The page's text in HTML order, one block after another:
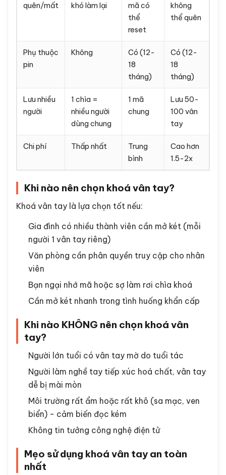
quên/mất
khó làm lại
mã có
thể
reset
không
thể quên
Phụ thuộc
pin
Không
Có (12-
18
tháng)
Có (12-
18
tháng)
Lưu nhiều
người
1 chìa =
nhiều người
dùng chung
1 mã
chung
Lưu 50-
100 vân
tay
Chi phí Thấp nhất
Trung
bình
Cao hơn
1.5-2x
Khi nào nên chọn khoá vân tay?
Khoá vân tay là lựa chọn tốt nếu:
Gia đình có nhiều thành viên cần mở két (mỗi
người 1 vân tay riêng)
Văn phòng cần phân quyền truy cập cho nhân
viên
Bạn ngại nhớ mã hoặc sợ làm rơi chìa khoá
Cần mở két nhanh trong tình huống khẩn cấp
Khi nào KHÔNG nên chọn khoá vân
tay?
Người lớn tuổi có vân tay mờ do tuổi tác
Người làm nghề tay tiếp xúc hoá chất, vân tay
dễ bị mài mòn
Môi trường rất ẩm hoặc rất khô (sa mạc, ven
biển) - cảm biến đọc kém
Không tin tưởng công nghệ điện tử
Mẹo sử dụng khoá vân tay an toàn
nhất